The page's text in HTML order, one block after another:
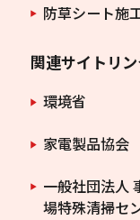
防草シート施
関連サイトリ
環境省
家電製品協会
一般社団法人
場特殊清掃セ